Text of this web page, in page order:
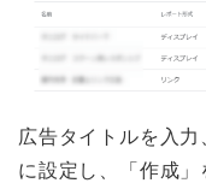
広告タイトルを入力
に設定し、「作成」